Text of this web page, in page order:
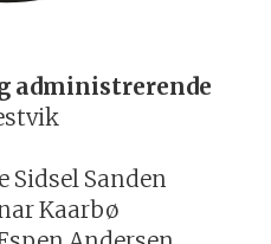
administrerende
Sidsel Sanden
Kaarbø